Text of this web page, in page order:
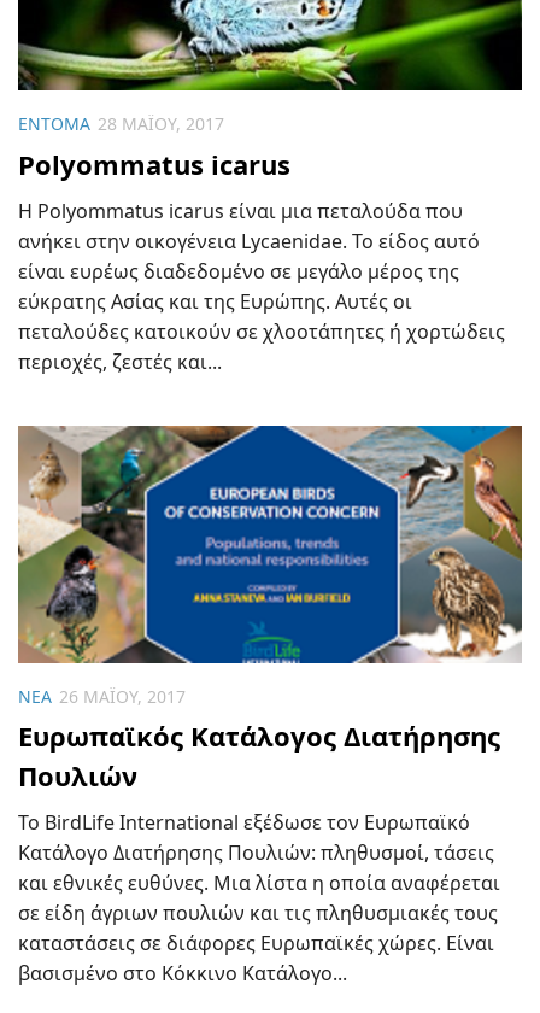
ΈΝΤΟΜΑ 28 ΜΑΪ́ΟΥ, 2017
Polyommatus icarus
Η Polyommatus icarus είναι μια πεταλούδα που
ανήκει στην οικογένεια Lycaenidae. Το είδος αυτό
είναι ευρέως διαδεδομένο σε μεγάλο μέρος της
εύκρατης Ασίας και της Ευρώπης. Αυτές οι
πεταλούδες κατοικούν σε χλοοτάπητες ή χορτώδεις
περιοχές, ζεστές και...
ΝΈΑ 26 ΜΑΪ́ΟΥ, 2017
Ευρωπαϊκός Κατάλογος Διατήρησης
Πουλιών
Το BirdLife International εξέδωσε τον Ευρωπαϊκό
Κατάλογο Διατήρησης Πουλιών: πληθυσμοί, τάσεις
και εθνικές ευθύνες. Μια λίστα η οποία αναφέρεται
σε είδη άγριων πουλιών και τις πληθυσμιακές τους
καταστάσεις σε διάφορες Ευρωπαϊκές χώρες. Είναι
βασισμένο στο Κόκκινο Κατάλογο...